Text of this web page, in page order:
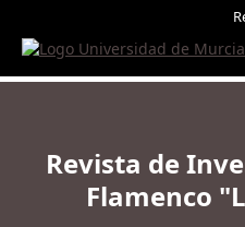
Revista de
Flamenco